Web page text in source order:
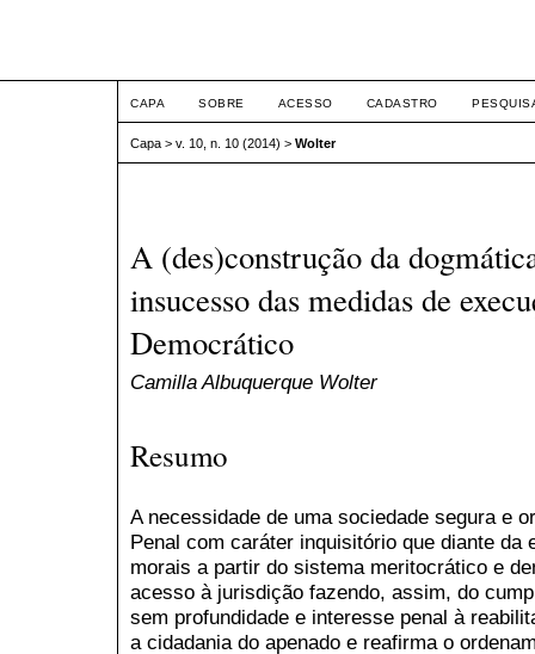
CAPA SOBRE ACESSO CADASTRO
Capa > v. 10, n. 10 (2014) > Wolter
A (des)construção da
insucesso das medidas de
Democrático
Camilla Albuquerque Wolter
Resumo
A necessidade de uma sociedade segura e
Penal com caráter inquisitório que diante da
morais a partir do sistema meritocrático e
acesso à jurisdição fazendo, assim, do
sem profundidade e interesse penal à
a cidadania do apenado e reafirma o